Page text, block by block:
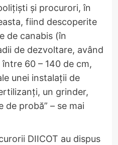
și procurori, în
fiind descoperite
de canabis (în
de dezvoltare, având
60 – 140 de cm,
unei instalații de
un grinder,
de probă” – se mai
DIICOT au dispus